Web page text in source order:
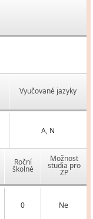
Vyučované jazyky
A, N
Roční
školné
Možnost
studia pro
ZP
0 Ne